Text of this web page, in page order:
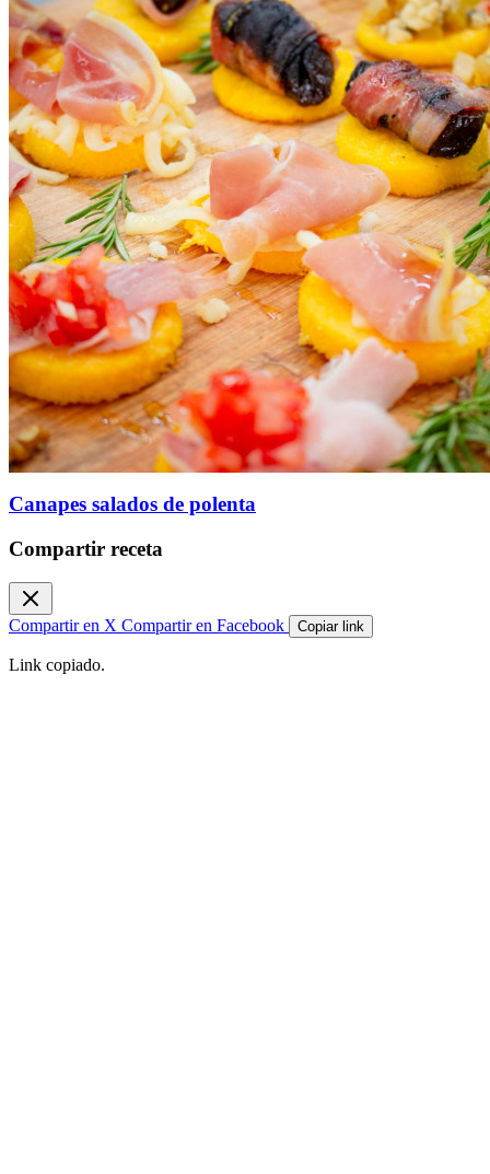
Canapes salados de polenta
Compartir receta
Compartir en X Compartir en Facebook Copiar link
Link copiado.